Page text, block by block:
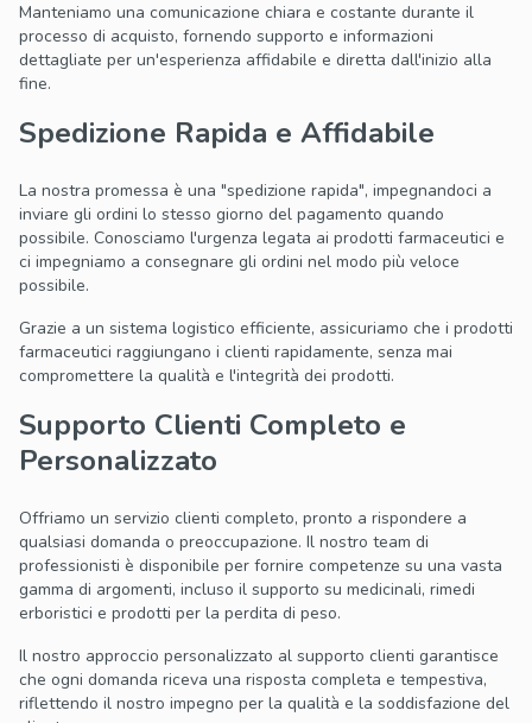
Manteniamo una comunicazione chiara e costante durante il
processo di acquisto, fornendo supporto e informazioni
dettagliate per un'esperienza affidabile e diretta dall'inizio alla
fine.
Spedizione Rapida e Affidabile
La nostra promessa è una "spedizione rapida", impegnandoci a
inviare gli ordini lo stesso giorno del pagamento quando
possibile. Conosciamo l'urgenza legata ai prodotti farmaceutici e
ci impegniamo a consegnare gli ordini nel modo più veloce
possibile.
Grazie a un sistema logistico efficiente, assicuriamo che i prodotti
farmaceutici raggiungano i clienti rapidamente, senza mai
compromettere la qualità e l'integrità dei prodotti.
Supporto Clienti Completo e
Personalizzato
Offriamo un servizio clienti completo, pronto a rispondere a
qualsiasi domanda o preoccupazione. Il nostro team di
professionisti è disponibile per fornire competenze su una vasta
gamma di argomenti, incluso il supporto su medicinali, rimedi
erboristici e prodotti per la perdita di peso.
Il nostro approccio personalizzato al supporto clienti garantisce
che ogni domanda riceva una risposta completa e tempestiva,
riflettendo il nostro impegno per la qualità e la soddisfazione del